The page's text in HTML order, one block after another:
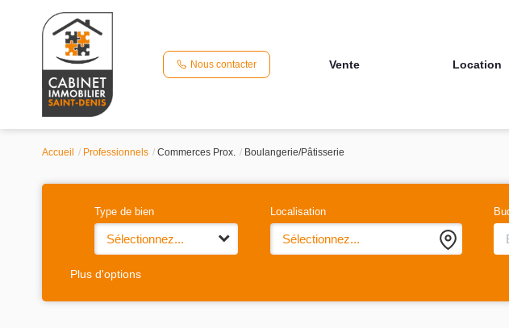
Nous contacter Vente Location
Accueil Professionnels Commerces Prox. Boulangerie/Pâtisserie
Type de bien
Sélectionnez...
Localisation
Sélectionnez...
Plus d'options